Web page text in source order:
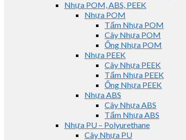
Nhựa POM, ABS, PEEK
Nhựa POM
Tấm Nhựa POM
Cây Nhựa POM
Ống Nhựa POM
Nhựa PEEK
Cây Nhựa PEEK
Tấm Nhựa PEEK
Ống Nhựa PEEK
Nhựa ABS
Cây Nhựa ABS
Tấm Nhựa ABS
Nhựa PU – Polyurethane
Cây Nhựa PU